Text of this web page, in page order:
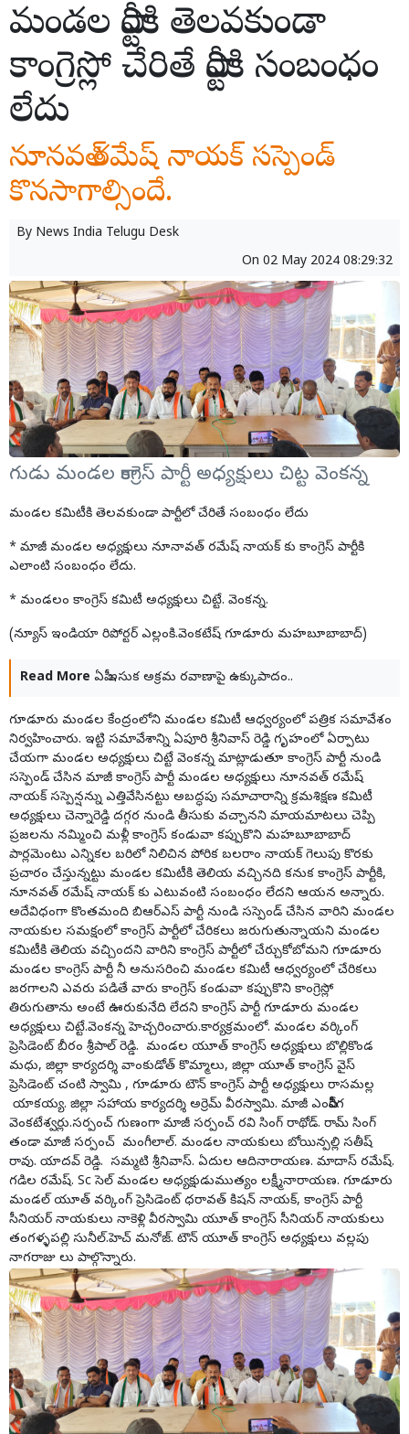
మండల పార్టీకి తెలవకుండా
కాంగ్రెస్లో చేరితే పార్టీకి సంబంధం
లేదు
నూనవత్ రమేష్ నాయక్ సస్పెండ్
కొనసాగాల్సిందే.
By News India Telugu Desk
On 02 May 2024 08:29:32
గుడు మండల కాంగ్రెస్ పార్టీ అధ్యక్షులు చిట్ట వెంకన్న
మండల కమిటీకి తెలవకుండా పార్టీలో చేరితే సంబంధం లేదు
* మాజీ మండల అధ్యక్షులు నూనావత్ రమేష్ నాయక్ కు కాంగ్రెస్ పార్టీకి
ఎలాంటి సంబంధం లేదు.
* మండలం కాంగ్రెస్ కమిటీ అధ్యక్షులు చిట్టే. వెంకన్న.
(న్యూస్ ఇండియా రిపోర్టర్ ఎల్లంకి.వెంకటేష్ గూడూరు మహబూబాబాద్)
Read More ఏపీ ఇసుక అక్రమ రవాణాపై ఉక్కుపాదం..
గూడూరు మండల కేంద్రంలోని మండల కమిటీ ఆధ్వర్యంలో పత్రిక సమావేశం
నిర్వహించారు. ఇట్టి సమావేశాన్ని ఏపూరి శ్రీనివాస్ రెడ్డి గృహంలో ఏర్పాటు
చేయగా మండల అధ్యక్షులు చిట్టే వెంకన్న మాట్లాడుతూ కాంగ్రెస్ పార్టీ నుండి
సస్పెండ్ చేసిన మాజీ కాంగ్రెస్ పార్టీ మండల అధ్యక్షులు నూనవత్ రమేష్
నాయక్ సస్పెన్షన్ను ఎత్తివేసినట్టు అబద్ధపు సమాచారాన్ని క్రమశిక్షణ కమిటీ
అధ్యక్షులు చెన్నారెడ్డి దగ్గర నుండి తీసుకు వచ్చానని మాయమాటలు చెప్పి
ప్రజలను నమ్మించి మళ్లీ కాంగ్రెస్ కండువా కప్పుకొని మహబూబాబాద్
పార్లమెంటు ఎన్నికల బరిలో నిలిచిన పోరిక బలరాం నాయక్ గెలుపు కొరకు
ప్రచారం చేస్తున్నట్టు మండల కమిటీకి తెలియ వచ్చినది కనుక కాంగ్రెస్ పార్టీకి,
నూనవత్ రమేష్ నాయక్ కు ఎటువంటి సంబంధం లేదని ఆయన అన్నారు.
అదేవిధంగా కొంతమంది బిఆర్ఎస్ పార్టీ నుండి సస్పెండ్ చేసిన వారిని మండల
నాయకుల సమక్షంలో కాంగ్రెస్ పార్టీలో చేరికలు జరుగుతున్నాయని మండల
కమిటీకి తెలియ వచ్చిందని వారిని కాంగ్రెస్ పార్టీలో చేర్చుకోబోమని గూడూరు
మండల కాంగ్రెస్ పార్టీ నీ అనుసరించి మండల కమిటీ ఆధ్వర్యంలో చేరికలు
జరగాలని ఎవరు పడితే వారు కాంగ్రెస్ కండువా కప్పుకొని కాంగ్రెస్లో
తిరుగుతాను అంటే ఊరుకునేది లేదని కాంగ్రెస్ పార్టీ గూడూరు మండల
అధ్యక్షులు చిట్టే.వెంకన్న హెచ్చరించారు.కార్యక్రమంలో. మండల వర్కింగ్
ప్రెసిడెంట్ బీరం శ్రీపాల్ రెడ్డి. మండల యూత్ కాంగ్రెస్ అధ్యక్షులు బొల్లికొండ
మధు, జిల్లా కార్యదర్శి వాంకుడోత్ కొమ్మాలు, జిల్లా యూత్ కాంగ్రెస్ వైస్
ప్రెసిడెంట్ చంటి స్వామి , గూడూరు టౌన్ కాంగ్రెస్ పార్టీ అధ్యక్షులు రాసమల్ల
యాకయ్య. జిల్లా సహాయ కార్యదర్శి అర్రెమ్ వీరస్వామి. మాజీ ఎంపీపీరేగ
వెంకటేశ్వర్లు.సర్పంచ్ గుణంగా మాజీ సర్పంచ్ రవి సింగ్ రాథోడ్. రామ్ సింగ్
తండా మాజీ సర్పంచ్ మంగీలాల్. మండల నాయకులు బోయిన్పల్లి సతీష్
రావు. యాదవ్ రెడ్డి. సమ్మటి శ్రీనివాస్. ఏదుల ఆదినారాయణ. మాదాస్ రమేష్.
గడిల రమేష్. Sc సెల్ మండల అధ్యక్షుడుముత్యం లక్ష్మీనారాయణ. గూడూరు
మండల్ యూత్ వర్కింగ్ ప్రెసిడెంట్ ధరావత్ కిషన్ నాయక్, కాంగ్రెస్ పార్టీ
సీనియర్ నాయకులు నాకెళ్లి వీరస్వామి యూత్ కాంగ్రెస్ సీనియర్ నాయకులు
తంగళ్ళపల్లి సునీల్.హెచ్ మనోజ్. టౌన్ యూత్ కాంగ్రెస్ అధ్యక్షులు వల్లపు
నాగరాజు లు పాల్గొన్నారు.